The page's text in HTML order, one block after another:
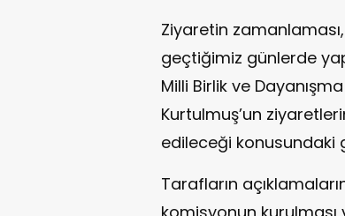
Ziyaretin zamanlaması,
geçtiğimiz günlerde
Milli Birlik ve
Kurtulmuş’un
edileceği konusundaki
Tarafların